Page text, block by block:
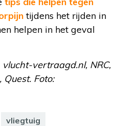
tijdens het rijden in
helpen in het geval
vlucht-vertraagd.nl, NRC,
Foto:
vliegtuig